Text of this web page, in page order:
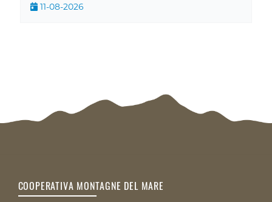
11-08-2026
COOPERATIVA MONTAGNE DEL MARE